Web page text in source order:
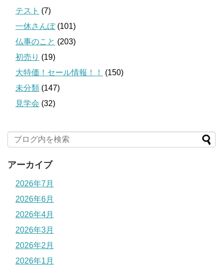
テスト (7)
一休さんぽ(101)
仏事のこと (203)
初売り (19)
大特価！セール情報！！
(150)
未分類 (147)
見学会 (32)
アーカイブ
2026年7月
2026年6月
2026年4月
2026年3月
2026年2月
2026年1月